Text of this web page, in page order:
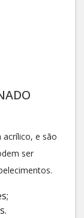
e são
ser